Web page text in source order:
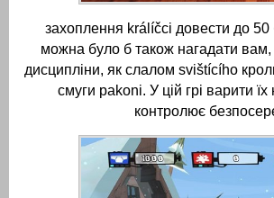
захоплення králíčci довести до
можна було б також нагадати вам,
дисципліни, як слалом svištícího
смуги pakoni. У цій грі варити
контролює